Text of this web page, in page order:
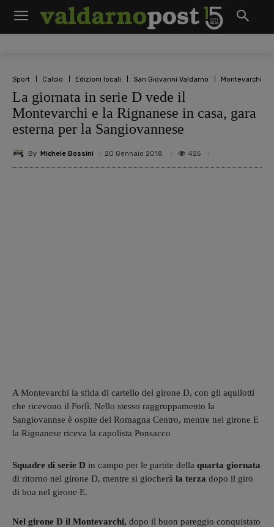
Sport Calcio Edizioni locali San Giovanni Valdarno Montevarchi
La giornata in serie D vede il
Montevarchi e la Rignanese in casa, gara
esterna per la Sangiovannese
By Michele Bossini 20 Gennaio 2018 425
A Montevarchi la sfida di cartello del girone D, con gli aquilotti
che ricevono il Forlì. Nello stesso raggruppamento la
Sangiovannse è ospite del Romagna Centro, mentre nel girone E
la Rignanese riceva la capolista Ponsacco
Squadre di serie D in campo per le partite della quarta giornata
di ritorno nel girone D, mentre si giocherà la terza dopo il giro
di boa nel girone E.
Nel girone D il Montevarchi, dopo il buon pareggio conquistato